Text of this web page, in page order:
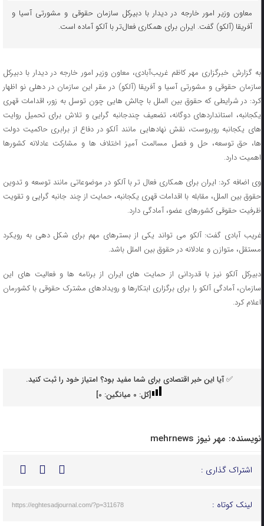
معاون وزیر امور خارجه در دیدار با دبیرکل سازمان حقوقی و مشورتی آسیا و
آفریقا (آلکو) گفت. ایران برای همکاری فعال‌تر با آلکو آماده است.
به گزارش خبرگزاری مهر کاظم غریب‌آبادی، معاون وزیر امور خارجه در دیدار با دبیرکل
سازمان حقوقی و مشورتی آسیا و آفریقا (آلکو) در مقر این سازمان در دهلی نو اظهار
کرد: در شرایطی که حقوق بین الملل با چالش هایی چون توسل به زور، اقدامات قهری
یکجانبه، استانداردهای دوگانه، تضعیف چندجانبه گرایی و تلاش برای تحمیل روایت
های یکجانبه روبروست، نقش نهادهایی مانند آلکو در دفاع از برابری حاکمیت دولت
ها، حق توسعه، حل و فصل مسالمت آمیز اختلاف ها و مشارکت عادلانه کشورها
اهمیت دارد.
وی اضافه کرد: ایران برای همکاری فعال تر با آلکو در موضوعاتی مانند توسعه و تدوین
حقوق بین الملل، مقابله با اقدامات قهری یکجانبه، حمایت از چند جانبه گرایی و تقویت
ظرفیت حقوقی کشورهای عضو، آمادگی دارد.
غریب آبادی گفت: آلکو می تواند یکی از بسترهای مهم برای شکل دهی به رویکرد
مستقل، متوازن و عادلانه در حقوق بین الملل باشد.
دبیرکل آلکو نیز با قدردانی از حمایت های ایران از برنامه ها و فعالیت های این
سازمان، آمادگی آلکو را برای برگزاری ابتکارها و رویدادهای مشترک حقوقی با کشورمان
اعلام کرد.
✅ آیا این خبر اقتصادی برای شما مفید بود؟ امتیاز خود را ثبت کنید.
[کل: 0میانگین: 0
]
نویسنده: مهر نیوز mehrnews
اشتراک گذاری :
لینک کوتاه : https://eghtesadjournal.com/?p=311678